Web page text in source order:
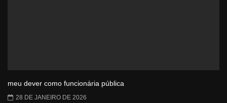
meu dever como funcionária pública
28 DE JANEIRO DE 2026